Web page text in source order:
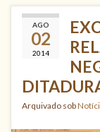
AGO
02
2014
Arquivado sob